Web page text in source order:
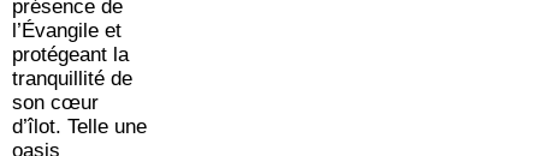
présence de
l’Évangile et
protégeant la
tranquillité de
son cœur
d’îlot. Telle une
oasis